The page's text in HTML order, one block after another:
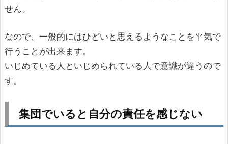
せん。
なので、一般的にはひどいと思えるようなことを平気で
行うことが出来ます。
いじめている人といじめられている人で意識が違うので
す。
集団でいると自分の責任を感じない